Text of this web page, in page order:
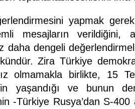
yapmak
mesajların verildiğini,
daha dengeli
Zira Türkiye
olmamakla birlikte, 15
yaşandığı ve bunun
-Türkiye Rusya’dan S-